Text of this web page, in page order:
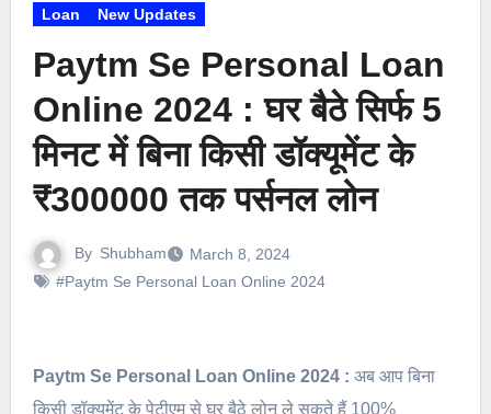
Loan New Updates
Paytm Se Personal Loan
Online 2024 : घर बैठे सिर्फ 5
मिनट में बिना किसी डॉक्यूमेंट के
₹300000 तक पर्सनल लोन
By Shubham
March 8, 2024
#Paytm Se Personal Loan Online 2024
Paytm Se Personal Loan Online 2024 : अब आप बिना
किसी डॉक्यूमेंट के पेटीएम से घर बैठे लोन ले सकते हैं 100%